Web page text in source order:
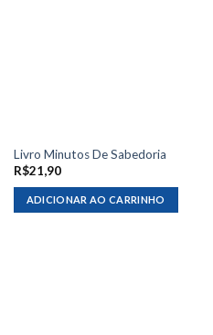
Livro Minutos De Sabedoria
R$21,90
ADICIONAR AO CARRINHO